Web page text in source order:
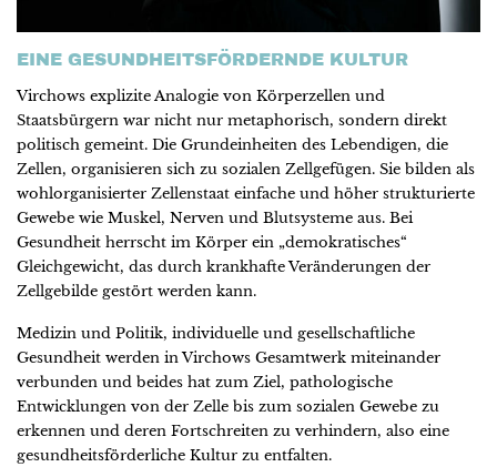
EINE GESUNDHEITSFÖRDERNDE KULTUR
Virchows explizite Analogie von Körperzellen und
Staatsbürgern war nicht nur metaphorisch, sondern direkt
politisch gemeint. Die Grundeinheiten des Lebendigen, die
Zellen, organisieren sich zu sozialen Zellgefügen. Sie bilden als
wohlorganisierter Zellenstaat einfache und höher strukturierte
Gewebe wie Muskel, Nerven und Blutsysteme aus. Bei
Gesundheit herrscht im Körper ein „demokratisches“
Gleichgewicht, das durch krankhafte Veränderungen der
Zellgebilde gestört werden kann.
Medizin und Politik, individuelle und gesellschaftliche
Gesundheit werden in Virchows Gesamtwerk miteinander
verbunden und beides hat zum Ziel, pathologische
Entwicklungen von der Zelle bis zum sozialen Gewebe zu
erkennen und deren Fortschreiten zu verhindern, also eine
gesundheitsförderliche Kultur zu entfalten.